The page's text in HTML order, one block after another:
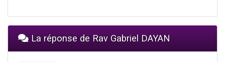
La réponse de Rav Gabriel DAYAN